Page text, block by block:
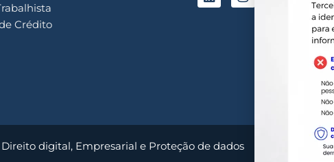
Crédito
Direito digital, Empresarial e Proteção de dados